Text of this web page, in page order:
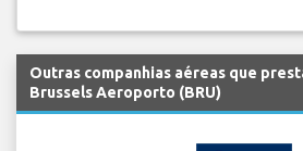
Outras companhias aéreas que
Brussels Aeroporto (BRU)